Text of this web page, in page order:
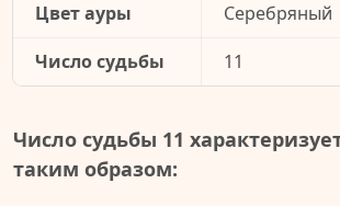
Цвет ауры
Серебряный
Число судьбы
11
Число судьбы 11
таким образом: